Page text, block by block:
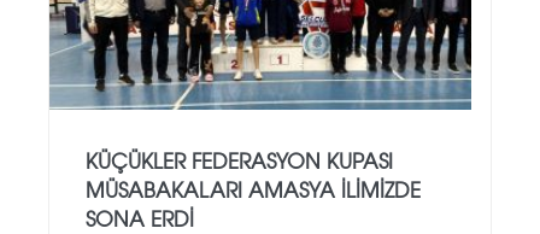
KÜÇÜKLER FEDERASYON KUPASI
MÜSABAKALARI AMASYA İLİMİZDE
SONA ERDİ